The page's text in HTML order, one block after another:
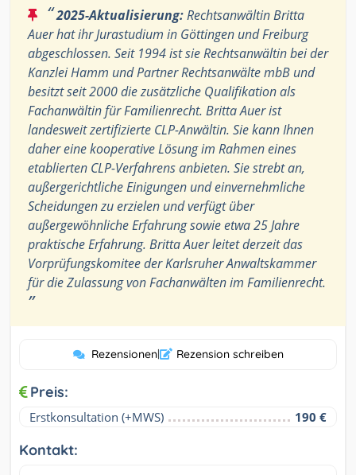
“2025-Aktualisierung:Rechtsanwältin Britta
Auer hat ihr Jurastudium in Göttingen und Freiburg
abgeschlossen. Seit 1994 ist sie Rechtsanwältin bei der
Kanzlei Hamm und Partner Rechtsanwälte mbB und
besitzt seit 2000 die zusätzliche Qualifikation als
Fachanwältin für Familienrecht. Britta Auer ist
landesweit zertifizierte CLP-Anwältin. Sie kann Ihnen
daher eine kooperative Lösung im Rahmen eines
etablierten CLP-Verfahrens anbieten. Sie strebt an,
außergerichtliche Einigungen und einvernehmliche
Scheidungen zu erzielen und verfügt über
außergewöhnliche Erfahrung sowie etwa 25 Jahre
praktische Erfahrung. Britta Auer leitet derzeit das
Vorprüfungskomitee der Karlsruher Anwaltskammer
für die Zulassung von Fachanwälten im Familienrecht.
”
Rezensionen| Rezension schreiben
Preis:
Erstkonsultation (+MWS) 190 €
Kontakt: